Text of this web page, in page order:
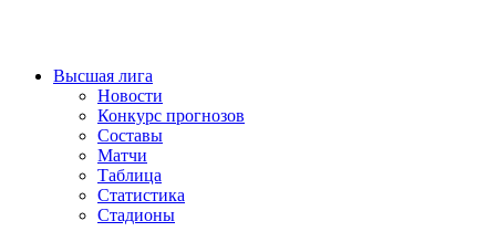
Высшая лига
Новости
Конкурс прогнозов
Составы
Матчи
Таблица
Статистика
Стадионы